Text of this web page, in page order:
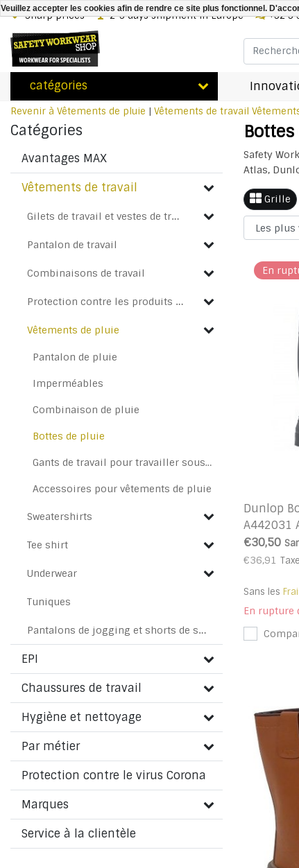
Sharp prices 2-3 days shipment in Europe +32 3
catégories
Revenir à Vêtements de pluie | Vêtements de travail
Catégories
Avantages MAX
Vêtements de travail
Gilets de travail et vestes de travail
Pantalon de travail
Combinaisons de travail
Protection contre les produits chimiques
Vêtements de pluie
Pantalon de pluie
Imperméables
Combinaison de pluie
Bottes de pluie
Gants de travail pour travailler sous la pluie
Accessoires pour vêtements de pluie
Sweatershirts
Tee shirt
Underwear
Tuniques
Pantalons de jogging et shorts de survêtement
EPI
Chaussures de travail
Hygiène et nettoyage
Par métier
Protection contre le virus Corona
Marques
Service à la clientèle
Safety
Atlas,
Grille
En
Dunlop
A442031
€30,50
€36,91
Sans les
En rupture
Veuillez accepter les cookies afin de rendre ce site plus fonctionnel.